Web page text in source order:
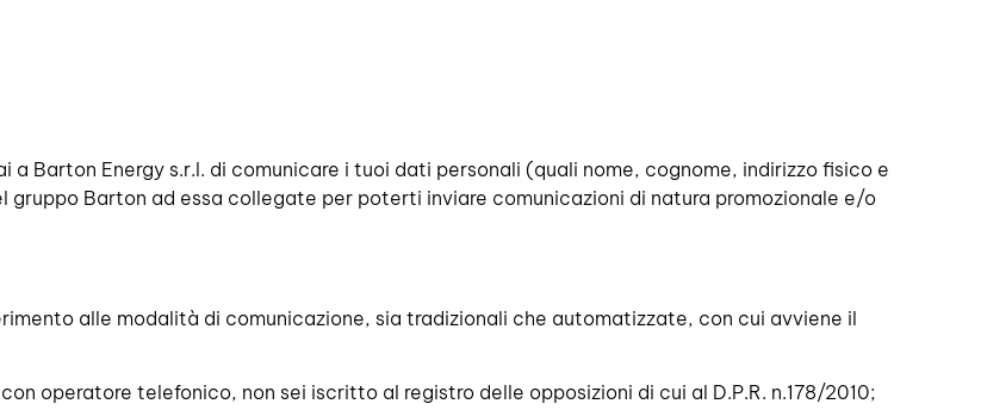
Barton Energy s.r.l. di comunicare i tuoi dati personali (quali nome, cognome, indirizzo fisico e
Barton ad essa collegate per poterti inviare comunicazioni di natura promozionale e/o
alle modalità di comunicazione, sia tradizionali che automatizzate, con cui avviene il
operatore telefonico, non sei iscritto al registro delle opposizioni di cui al D.P.R. n.178/2010;